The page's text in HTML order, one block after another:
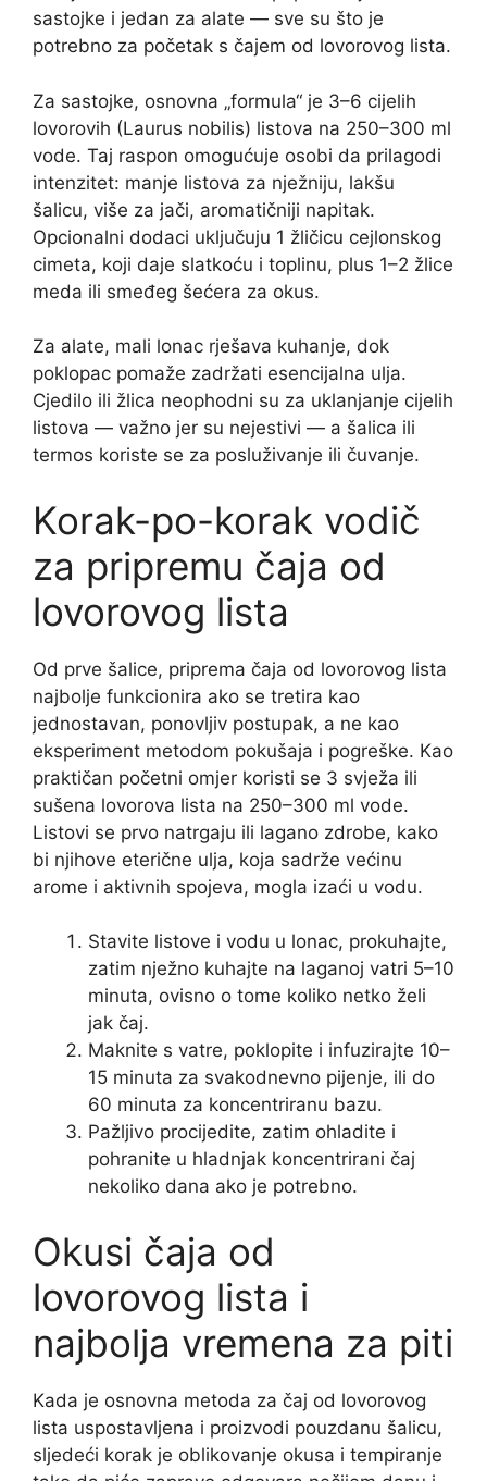
sastojke i jedan za alate — sve su što je
potrebno za početak s čajem od lovorovog lista.
Za sastojke, osnovna „formula“ je 3–6 cijelih
lovorovih (Laurus nobilis) listova na 250–300 ml
vode. Taj raspon omogućuje osobi da prilagodi
intenzitet: manje listova za nježniju, lakšu
šalicu, više za jači, aromatičniji napitak.
Opcionalni dodaci uključuju 1 žličicu cejlonskog
cimeta, koji daje slatkoću i toplinu, plus 1–2 žlice
meda ili smeđeg šećera za okus.
Za alate, mali lonac rješava kuhanje, dok
poklopac pomaže zadržati esencijalna ulja.
Cjedilo ili žlica neophodni su za uklanjanje cijelih
listova — važno jer su nejestivi — a šalica ili
termos koriste se za posluživanje ili čuvanje.
Korak-po-korak vodič
za pripremu čaja od
lovorovog lista
Od prve šalice, priprema čaja od lovorovog lista
najbolje funkcionira ako se tretira kao
jednostavan, ponovljiv postupak, a ne kao
eksperiment metodom pokušaja i pogreške. Kao
praktičan početni omjer koristi se 3 svježa ili
sušena lovorova lista na 250–300 ml vode.
Listovi se prvo natrgaju ili lagano zdrobe, kako
bi njihove eterične ulja, koja sadrže većinu
arome i aktivnih spojeva, mogla izaći u vodu.
Stavite listove i vodu u lonac, prokuhajte,
zatim nježno kuhajte na laganoj vatri 5–10
minuta, ovisno o tome koliko netko želi
jak čaj.
Maknite s vatre, poklopite i infuzirajte 10–
15 minuta za svakodnevno pijenje, ili do
60 minuta za koncentriranu bazu.
Pažljivo procijedite, zatim ohladite i
pohranite u hladnjak koncentrirani čaj
nekoliko dana ako je potrebno.
Okusi čaja od
lovorovog lista i
najbolja vremena za piti
Kada je osnovna metoda za čaj od lovorovog
lista uspostavljena i proizvodi pouzdanu šalicu,
sljedeći korak je oblikovanje okusa i tempiranje